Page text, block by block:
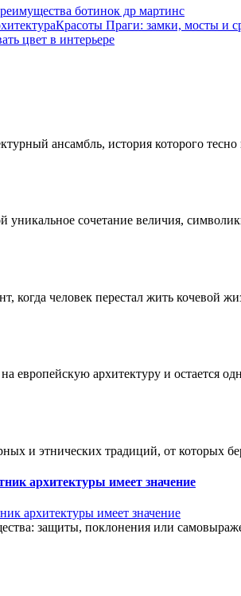
ботинок др мартинс
Красоты Праги: замки, мосты и
цвет в интерьере
ансамбль, история которого тесно
уникальное сочетание величия,
когда человек перестал жить кочевой
европейскую архитектуру и остается
и этнических традиций, от которых
архитектуры имеет значение
защиты, поклонения или